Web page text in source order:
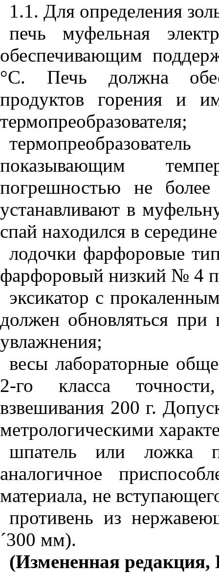
1.1. Для определения
печь муфельная
обеспечивающим
°С. Печь должна
продуктов горения и
термопреобразователя;
показывающим
погрешностью не более
устанавливают в
спай находился в
лодочки фарфоровые
фарфоровый низкий № 4
эксикатор с
должен обновляться при
увлажнения;
весы лабораторные
2-го класса
взвешивания 200 г.
метрологическими
шпатель или
аналогичное
материала, не
противень из
´300 мм).
(Измененная